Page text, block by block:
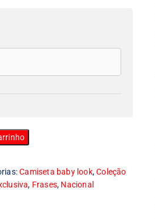
Camiseta baby look,Coleção
, Frases, Nacional